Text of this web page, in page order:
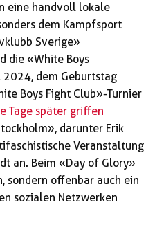
eine handvoll lokale
dem Kampfsport
Sverige»
die «White Boys
dem Geburtstag
Boys Fight Club»-Turnier
Tage später griffen
darunter Erik
Veranstaltung
an. Beim «Day of Glory»
sondern offenbar auch ein
sozialen Netzwerken